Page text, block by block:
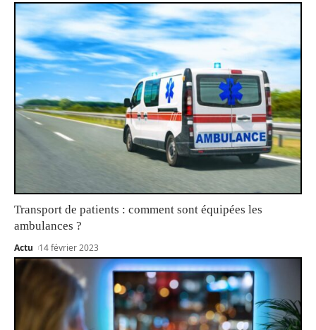
Transport de patients : comment sont équipées les
ambulances ?
Actu 14 février 2023